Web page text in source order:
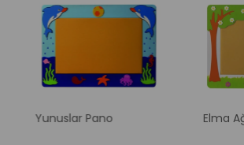
Yunuslar Pano Elma